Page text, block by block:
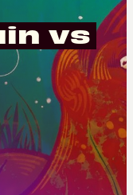
vs